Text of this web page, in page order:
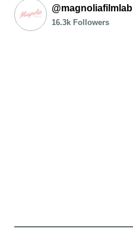
@magnoliafilmlab
16.3k Followers